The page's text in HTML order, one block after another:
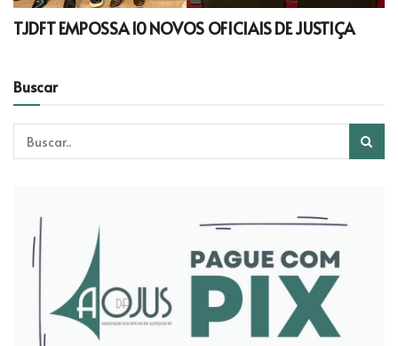
TJDFT EMPOSSA 10 NOVOS OFICIAIS DE JUSTIÇA
Buscar